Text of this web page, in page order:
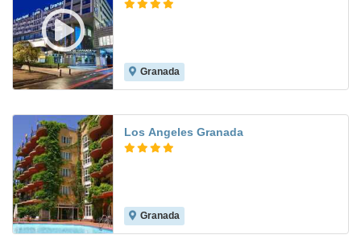
Granada
Los Angeles Granada
Granada